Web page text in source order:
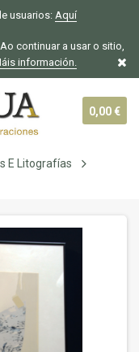
usuarios: Aquí
continuar a usar o sitio,
información.
0,00 €
E Litografías